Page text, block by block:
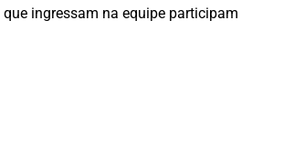
ingressam na equipe participam